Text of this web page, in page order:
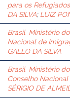
para os Refugiados
DA SILVA; LUIZ
Brasil. Ministério
Nacional de
GALLO DA SILVA
Brasil. Ministério
Conselho
SÉRIGIO DE